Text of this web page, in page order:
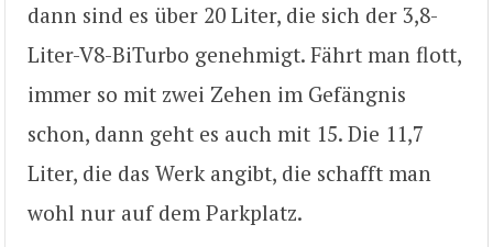
dann sind es über 20 Liter, die sich der 3,8-
Liter-V8-BiTurbo genehmigt. Fährt man flott,
immer so mit zwei Zehen im Gefängnis
schon, dann geht es auch mit 15. Die 11,7
Liter, die das Werk angibt, die schafft man
wohl nur auf dem Parkplatz.